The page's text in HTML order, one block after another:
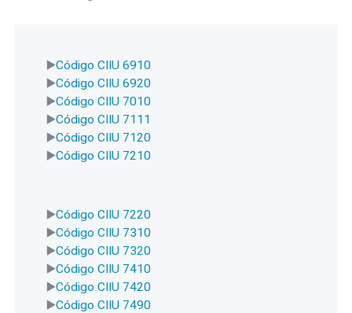
Código CIIU 6910
Código CIIU 6920
Código CIIU 7010
Código CIIU 7111
Código CIIU 7120
Código CIIU 7210
Código CIIU 7220
Código CIIU 7310
Código CIIU 7320
Código CIIU 7410
Código CIIU 7420
Código CIIU 7490